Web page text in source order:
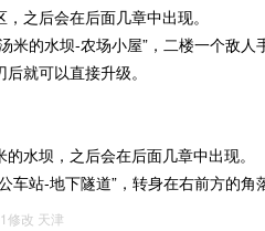
之后会在后面几章中出现。
米的水坝-农场小屋”，二楼一个敌
就可以直接升级。
水坝，之后会在后面几章中出现。
车站-地下隧道”，转身在右前方的
修改 天津